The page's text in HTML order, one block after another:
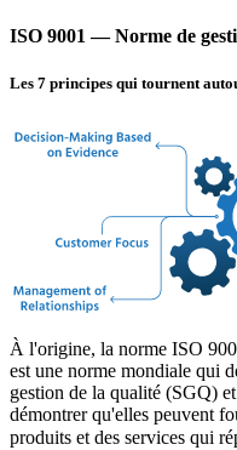
ISO 9001 — Norme de
Les 7 principes qui tournent
À l'origine, la norme ISO
est une norme mondiale qui
gestion de la qualité (SGQ)
démontrer qu'elles peuvent
produits et des services qui